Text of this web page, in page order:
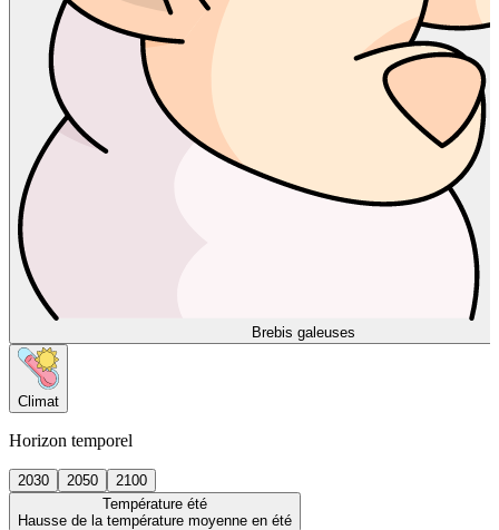
Brebis galeuses
Climat
Horizon temporel
2030 2050
2100
Température été
Hausse de la température moyenne en été